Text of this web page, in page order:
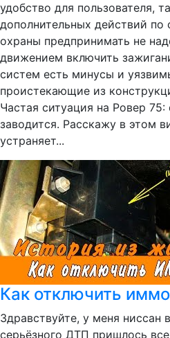
удобство для пользователя,
дополнительных действий по
охраны предпринимать не
движением включить
систем есть минусы и
проистекающие из
Частая ситуация на Ровер 75:
заводится. Расскажу в этом
устраняет...
Как отключить
Здравствуйте, у меня ниссан
серьёзного ДТП пришлось